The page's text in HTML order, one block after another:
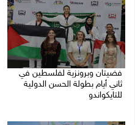
فضيتان وبرونزية لفلسطين في
ثاني أيام بطولة الحسن الدولية
للتايكواندو